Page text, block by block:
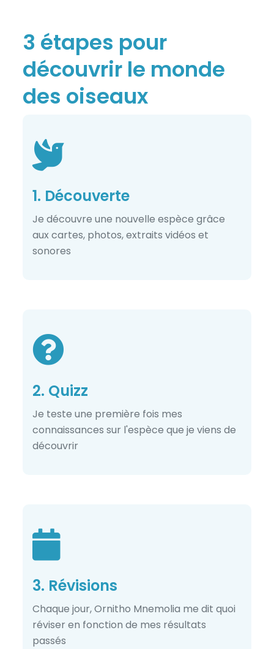
3 étapes pour
découvrir le monde
des oiseaux
1. Découverte
Je découvre une nouvelle espèce grâce
aux cartes, photos, extraits vidéos et
sonores
2. Quizz
Je teste une première fois mes
connaissances sur l'espèce que je viens de
découvrir
3. Révisions
Chaque jour, Ornitho Mnemolia me dit quoi
réviser en fonction de mes résultats
passés